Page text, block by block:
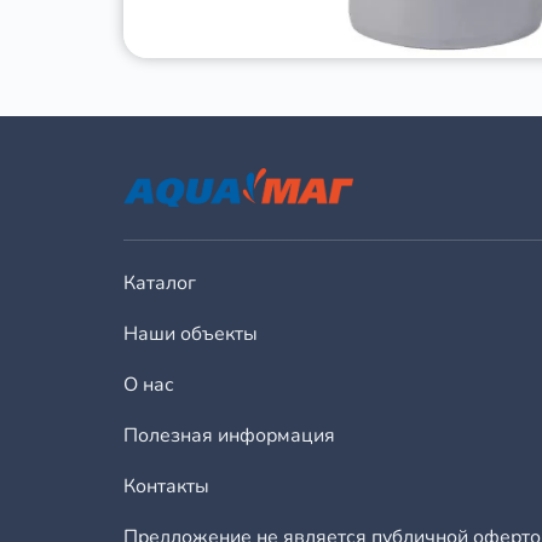
Каталог
Наши объекты
О нас
Полезная информация
Контакты